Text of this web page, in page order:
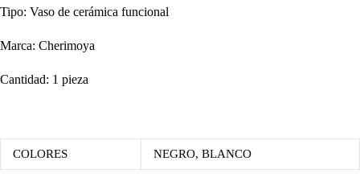
Tipo: Vaso de cerámica funcional
Marca: Cherimoya
Cantidad: 1 pieza
COLORES NEGRO, BLANCO